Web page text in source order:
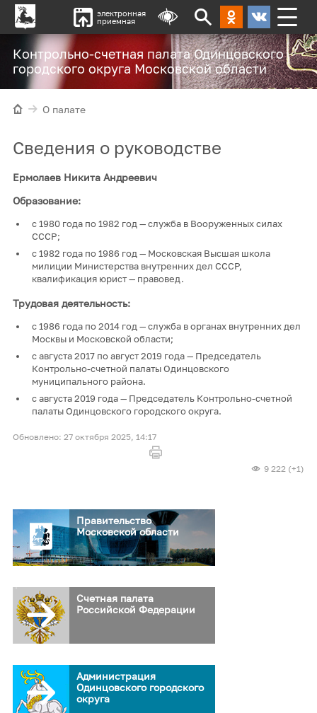
электронная
приемная
Контрольно-счетная палата Одинцовского
городского округа Московской области
О палате
Сведения о руководстве
Ермолаев Никита Андреевич
Образование:
с 1980 года по 1982 год — служба в Вооруженных силах
СССР;
с 1982 года по 1986 год — Московская Высшая школа
милиции Министерства внутренних дел СССР,
квалификация юрист — правовед.
Трудовая деятельность:
с 1986 года по 2014 год — служба в органах внутренних дел
Москвы и Московской области;
с августа 2017 по август 2019 года — Председатель
Контрольно-счетной палаты Одинцовского
муниципального района.
с августа 2019 года — Председатель Контрольно-счетной
палаты Одинцовского городского округа.
27 октября 2025, 14:17
9 222 (+1)
Правительство
Московской области
Счетная палата
Российской Федерации
Администрация
Одинцовского городского
округа